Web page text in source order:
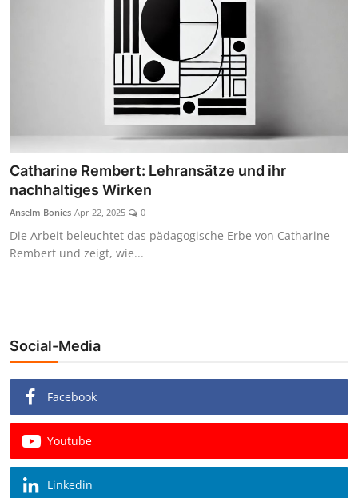
Catharine Rembert: Lehransätze und ihr
nachhaltiges Wirken
Anselm Bonies Apr 22, 2025 0
Die Arbeit beleuchtet das pädagogische Erbe von Catharine
Rembert und zeigt, wie...
Social-Media
Facebook
Youtube
Linkedin